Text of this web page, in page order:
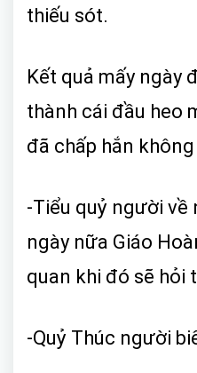
thiếu sót.
Kết quả mấy ngày
thành cái đầu heo
đã chấp hắn
-Tiểu quỷ người
ngày nữa Giáo
quan khi đó sẽ hỏi
-Quỷ Thúc người